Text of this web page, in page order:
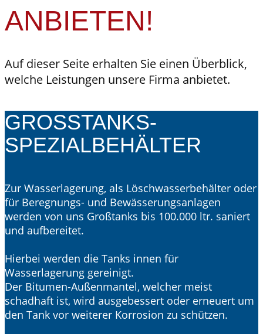
ANBIETEN​!
Auf dieser Seite erhalten Sie einen Überblick,
welche Leistungen unsere Firma anbietet.
GROSSTANKS- S
PEZIALBEHÄLTER
Zur Wasserlagerung, als Löschwasserbehälter oder
für Beregnungs- und Bewässerungsanlagen
werden von uns Großtanks bis 100.000 ltr. saniert
und aufbereitet.
Hierbei werden die Tanks innen für
Wasserlagerung gereinigt.
Der Bitumen-Außenmantel, welcher meist
schadhaft ist, wird ausgebessert oder erneuert um
den Tank vor weiterer Korrosion zu schützen.